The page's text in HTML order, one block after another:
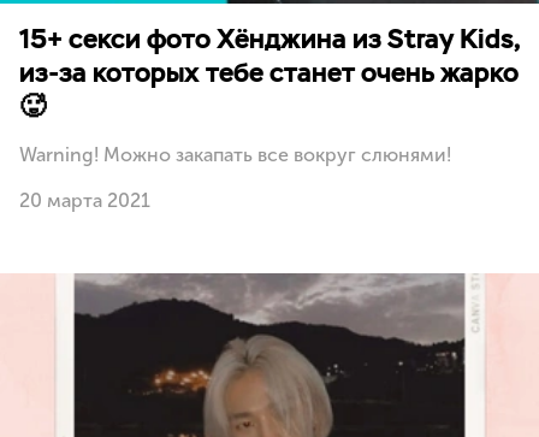
15+ секси фото Хёнджина из Stray Kids,
из-за которых тебе станет очень жарко
🥵
Warning! Можно закапать все вокруг слюнями!
20 марта 2021